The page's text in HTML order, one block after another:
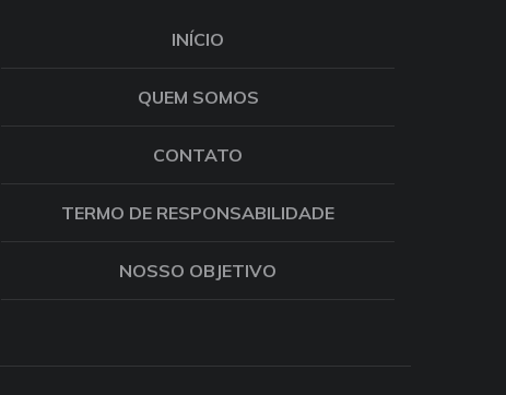
INÍCIO
QUEM SOMOS
CONTATO
TERMO DE RESPONSABILIDADE
NOSSO OBJETIVO